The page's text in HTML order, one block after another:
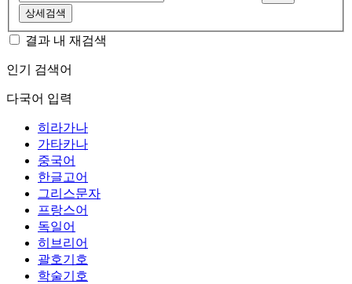
상세검색
결과 내 재검색
인기 검색어
다국어 입력
히라가나
가타카나
중국어
한글고어
그리스문자
프랑스어
독일어
히브리어
괄호기호
학술기호